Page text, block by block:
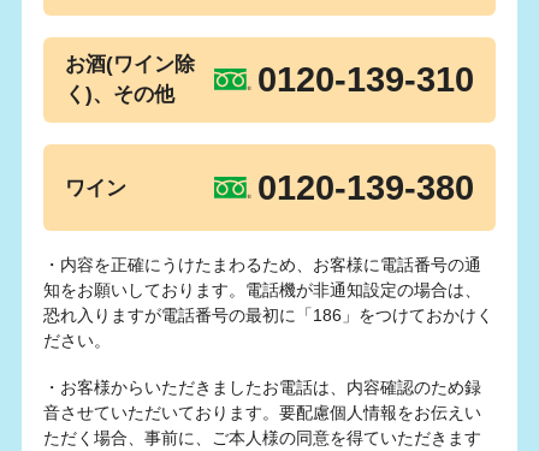
お酒(ワイン除
く)、その他
0120-139-310
ワイン 0120-139-380
・内容を正確にうけたまわるため、お客様に電話番号の通
知をお願いしております。電話機が非通知設定の場合は、
恐れ入りますが電話番号の最初に「186」をつけておかけく
ださい。
・お客様からいただきましたお電話は、内容確認のため録
音させていただいております。要配慮個人情報をお伝えい
ただく場合、事前に、ご本人様の同意を得ていただきます